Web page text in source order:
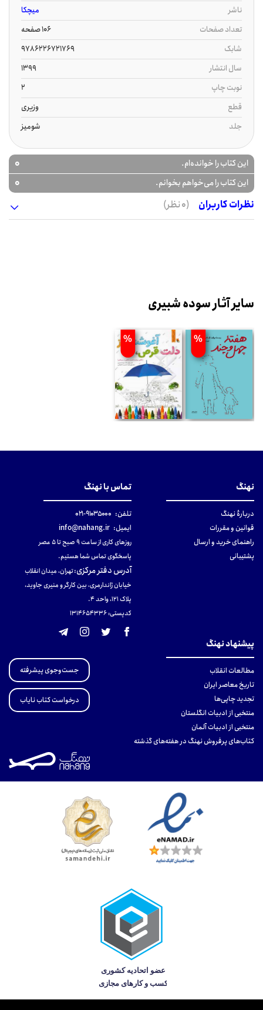
ناشر
میچکا
تعداد صفحات
106 صفحه
شابک
9786226721769
سال انتشار
1399
نوبت چاپ
2
قطع
وزیری
جلد
شومیز
این کتاب را خوانده‌ام. 0
این کتاب را می‌خواهم بخوانم.
0
نظرات کاربران
(0 نظر)
سایر آثار سوده شبیری
%
%
نهنگ
دربارهٔ نهنگ
قوانین و مقررات
راهنمای خرید و ارسال
پشتیبانی
تماس با نهنگ
تلفن: ۹۱۰۳۵۰۰۰-۰۲۱
ایمیل: info@nahang.ir
روزهای کاری از ساعت ۹ صبح تا ۵ عصر
پاسخگوی تماس شما هستیم.
آدرس دفتر مرکزی:تهران، میدان انقلاب
خیابان ژاندارمری، بین کارگر و منیری جاوید،
پلاک 121، واحد ۴.
کدپستی: 131465433۶
پیشنهاد نهنگ
مطالعات انقلاب
تاریخ معاصر ایران
تجدید چاپی‌ها
منتخبی از ادبیات انگلستان
منتخبی از ادبیات آلمان
کتاب‌های پرفروش نهنگ در هفته‌های گذشته
جست‌وجوی پیشرفته
درخواست کتاب نایاب